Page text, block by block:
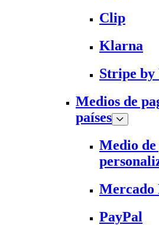
Clip
Klarna
Stripe by
Medios de
países
Medio de
Mercado
PayPal